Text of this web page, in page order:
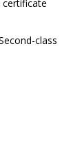
certificate
class